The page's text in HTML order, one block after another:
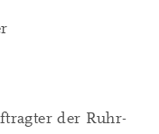
der Ruhr-